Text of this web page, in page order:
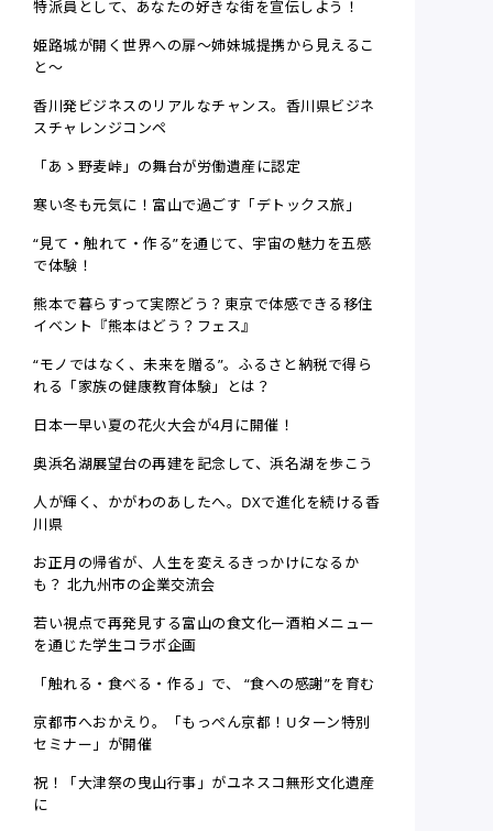
特派員として、あなたの好きな街を宣伝しよう！
姫路城が開く世界への扉～姉妹城提携から見えるこ
と～
香川発ビジネスのリアルなチャンス。香川県ビジネ
スチャレンジコンペ
「あゝ野麦峠」の舞台が労働遺産に認定
寒い冬も元気に！富山で過ごす「デトックス旅」
“見て・触れて・作る”を通じて、宇宙の魅力を五感
で体験！
熊本で暮らすって実際どう？東京で体感できる移住
イベント『熊本はどう？フェス』
“モノではなく、未来を贈る”。ふるさと納税で得ら
れる「家族の健康教育体験」とは？
日本一早い夏の花火大会が4月に開催！
奥浜名湖展望台の再建を記念して、浜名湖を歩こう
人が輝く、かがわのあしたへ。DXで進化を続ける香
川県
お正月の帰省が、人生を変えるきっかけになるか
も？ 北九州市の企業交流会
若い視点で再発見する富山の食文化ー酒粕メニュー
を通じた学生コラボ企画
「触れる・食べる・作る」で、 “食への感謝”を育む
京都市へおかえり。「もっぺん京都！Uターン特別
セミナー」が開催
祝！「大津祭の曳山行事」がユネスコ無形文化遺産
に